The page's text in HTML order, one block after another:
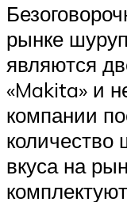
рынке
являются
«Makita» и
компании
количество
вкуса на